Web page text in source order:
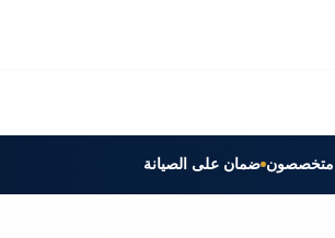
متخصصون ضمان على الصيانة